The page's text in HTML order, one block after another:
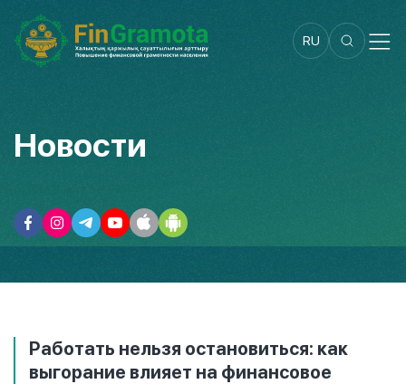
RU
Новости
Работать нельзя остановиться: как
выгорание влияет на финансовое